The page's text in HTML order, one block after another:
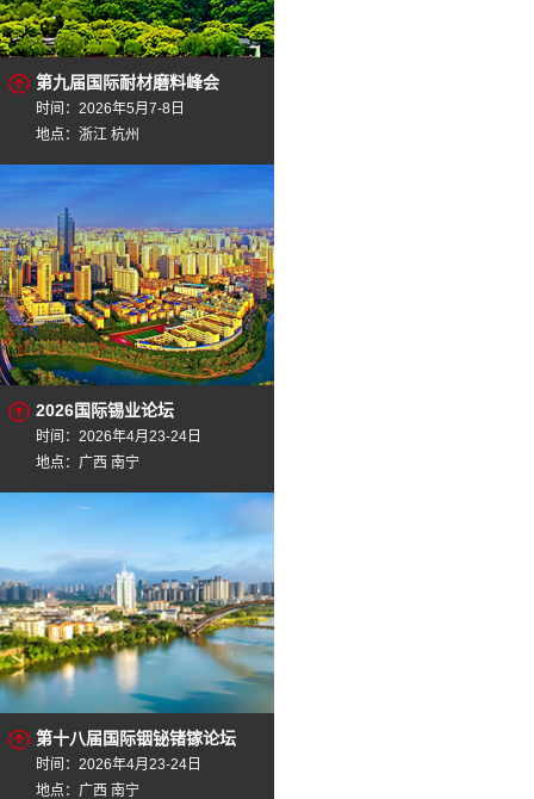
第九届国际耐材磨料峰会
时间：2026年5月7-8日
地点：浙江 杭州
2026国际锡业论坛
时间：2026年4月23-24日
地点：广西 南宁
第十八届国际铟铋锗镓论坛
时间：2026年4月23-24日
地点：广西 南宁